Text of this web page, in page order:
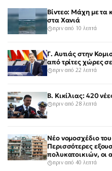
Βίντεο: Μάχη με τα
στα Χανιά
πριν από 10 λεπτά
Γ. Αυτιάς στην
από τρίτες χώρες
πριν από 22 λεπτά
Β. Κικίλιας: 420
πριν από 28 λεπτά
Νέο νομοσχέδιο
Περισσότερες
πολυκατοικιών, οι
πριν από 40 λεπτά